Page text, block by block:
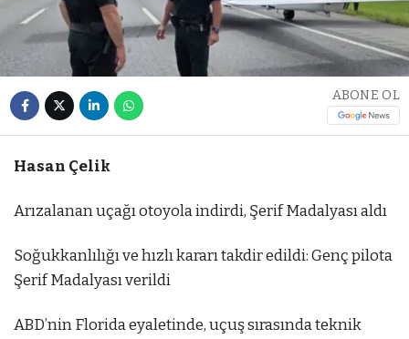
ABONE OL
Hasan Çelik
Arızalanan uçağı otoyola indirdi, Şerif Madalyası aldı
Soğukkanlılığı ve hızlı kararı takdir edildi: Genç pilota
Şerif Madalyası verildi
ABD’nin Florida eyaletinde, uçuş sırasında teknik